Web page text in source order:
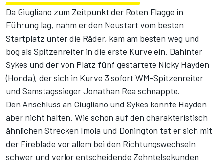
Da Giugliano zum Zeitpunkt der Roten Flagge in
Führung lag, nahm er den Neustart vom besten
Startplatz unter die Räder, kam am besten weg und
bog als Spitzenreiter in die erste Kurve ein. Dahinter
Sykes und der von Platz fünf gestartete Nicky Hayden
(Honda), der sich in Kurve 3 sofort WM-Spitzenreiter
und Samstagssieger Jonathan Rea schnappte.
Den Anschluss an Giugliano und Sykes konnte Hayden
aber nicht halten. Wie schon auf den charakteristisch
ähnlichen Strecken Imola und Donington tat er sich mit
der Fireblade vor allem bei den Richtungswechseln
schwer und verlor entscheidende Zehntelsekunden